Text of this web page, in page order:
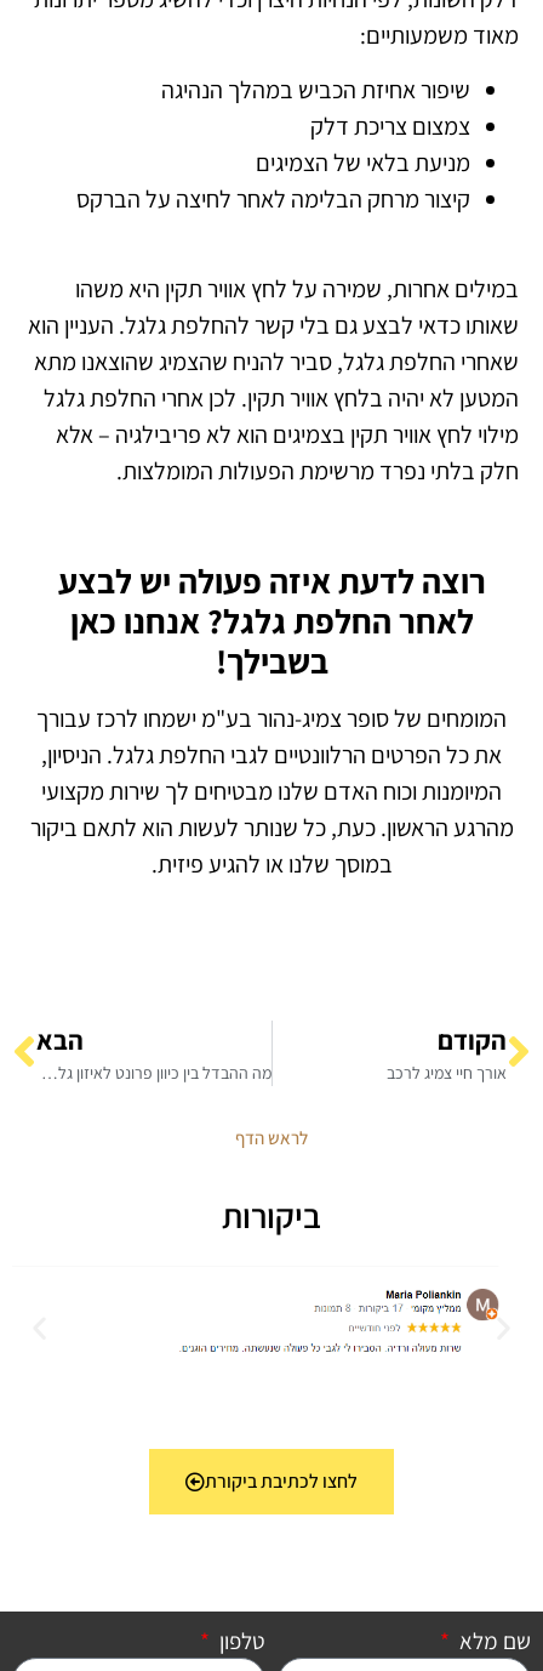
מאוד משמעותיים:
שיפור אחיזת הכביש במהלך הנהיגה
צמצום צריכת דלק
מניעת בלאי של הצמיגים
קיצור מרחק הבלימה לאחר לחיצה על הברקס
במילים אחרות, שמירה על לחץ אוויר תקין היא משהו
שאותו כדאי לבצע גם בלי קשר להחלפת גלגל. העניין הוא
שאחרי החלפת גלגל, סביר להניח שהצמיג שהוצאנו מתא
המטען לא יהיה בלחץ אוויר תקין. לכן אחרי החלפת גלגל
מילוי לחץ אוויר תקין בצמיגים הוא לא פריבילגיה – אלא
חלק בלתי נפרד מרשימת הפעולות המומלצות.
רוצה לדעת איזה פעולה יש לבצע
לאחר החלפת גלגל? אנחנו כאן
בשבילך!
המומחים של סופר צמיג-נהור בע"מ ישמחו לרכז עבורך
את כל הפרטים הרלוונטיים לגבי החלפת גלגל. הניסיון,
המיומנות וכוח האדם שלנו מבטיחים לך שירות מקצועי
מהרגע הראשון. כעת, כל שנותר לעשות הוא לתאם ביקור
במוסך שלנו או להגיע פיזית.
הקודם
אורך חיי צמיג לרכב
הבא
מה ההבדל בין כיוון פרונט לאיזון גלגלים
לראש הדף
ביקורות
לחצו לכתיבת ביקורת
שם מלא טלפון